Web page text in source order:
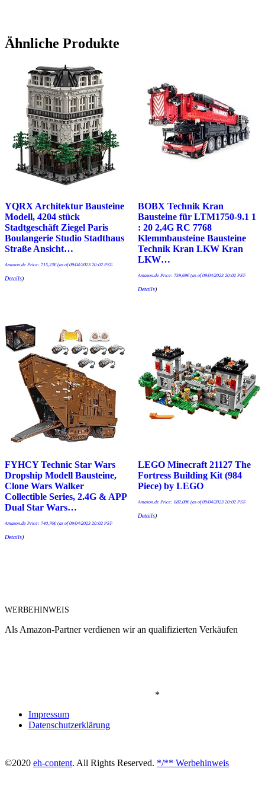
Ähnliche Produkte
YQRX Architektur Bausteine
Modell, 4204 stück
Stadtgeschäft Ziegel Paris
Boulangerie Studio Stadthaus
Straße Ansicht…
Amazon.de Price: 715,23€(as of 09/04/2023 20:02 PST-
Details)
BOBX Technik Kran
Bausteine für LTM1750-9.1 1
: 20 2,4G RC 7768
Klemmbausteine Bausteine
Technik Kran LKW Kran
LKW…
Amazon.de Price: 759,69€(as of 09/04/2023 20:02 PST-
Details)
FYHCY Technic Star Wars
Dropship Modell Bausteine,
Clone Wars Walker
Collectible Series, 2.4G & APP
Dual Star Wars…
Amazon.de Price: 740,76€(as of 09/04/2023 20:02 PST-
Details)
LEGO Minecraft 21127 The
Fortress Building Kit (984
Piece) by LEGO
Amazon.de Price: 682,00€(as of 09/04/2023 20:02 PST-
Details)
WERBEHINWEIS
Als Amazon-Partner verdienen wir an qualifizierten Verkäufen
*
Impressum
Datenschutzerklärung
©2020 eh-content. All Rights Reserved. */** Werbehinweis